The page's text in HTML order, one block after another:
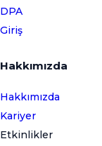
DPA
Giriş
Hakkımızda
Hakkımızda
Kariyer
Etkinlikler